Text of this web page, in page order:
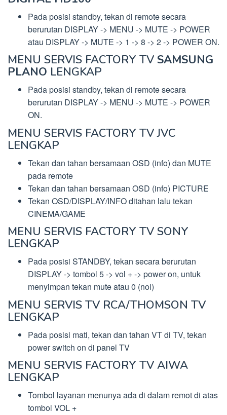
Pada posisi standby, tekan di remote secara
berurutan DISPLAY -> MENU -> MUTE -> POWER
atau DISPLAY -> MUTE -> 1 -> 8 -> 2 -> POWER ON.
MENU SERVIS FACTORY TV SAMSUNG
PLANO LENGKAP
Pada posisi standby, tekan di remote secara
berurutan DISPLAY -> MENU -> MUTE -> POWER
ON.
MENU SERVIS FACTORY TV JVC
LENGKAP
Tekan dan tahan bersamaan OSD (info) dan MUTE
pada remote
Tekan dan tahan bersamaan OSD (info) PICTURE
Tekan OSD/DISPLAY/INFO ditahan lalu tekan
CINEMA/GAME
MENU SERVIS FACTORY TV SONY
LENGKAP
Pada posisi STANDBY, tekan secara berurutan
DISPLAY -> tombol 5 -> vol + -> power on, untuk
menyimpan tekan mute atau 0 (nol)
MENU SERVIS TV RCA/THOMSON TV
LENGKAP
Pada posisi mati, tekan dan tahan VT di TV, tekan
power switch on di panel TV
MENU SERVIS FACTORY TV AIWA
LENGKAP
Tombol layanan menunya ada di dalam remot di atas
tombol VOL +